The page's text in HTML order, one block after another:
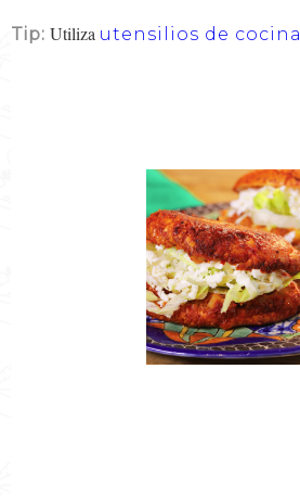
Tip: Utiliza utensilios de cocina